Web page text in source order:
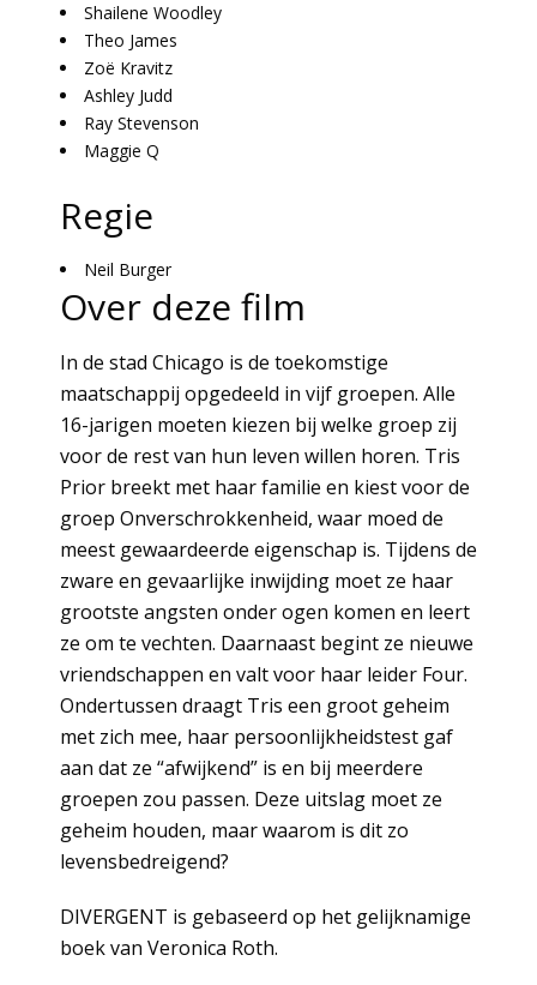
Shailene Woodley
Theo James
Zoë Kravitz
Ashley Judd
Ray Stevenson
Maggie Q
Regie
Neil Burger
Over deze film
In de stad Chicago is de toekomstige
maatschappij opgedeeld in vijf groepen. Alle
16-jarigen moeten kiezen bij welke groep zij
voor de rest van hun leven willen horen. Tris
Prior breekt met haar familie en kiest voor de
groep Onverschrokkenheid, waar moed de
meest gewaardeerde eigenschap is. Tijdens de
zware en gevaarlijke inwijding moet ze haar
grootste angsten onder ogen komen en leert
ze om te vechten. Daarnaast begint ze nieuwe
vriendschappen en valt voor haar leider Four.
Ondertussen draagt Tris een groot geheim
met zich mee, haar persoonlijkheidstest gaf
aan dat ze “afwijkend” is en bij meerdere
groepen zou passen. Deze uitslag moet ze
geheim houden, maar waarom is dit zo
levensbedreigend?
DIVERGENT is gebaseerd op het gelijknamige
boek van Veronica Roth.